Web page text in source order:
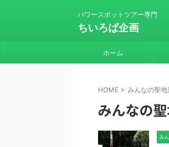
パワースポットツアー専門
ちいろば企画
ホーム
HOME > みんなの聖
みんなの
み